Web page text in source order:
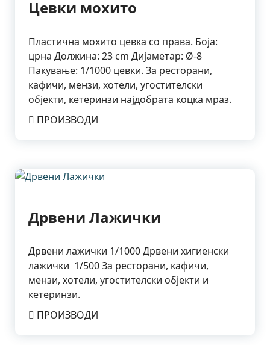
Цевки мохито
Пластична мохито цевка со права. Боја:
црна Должина: 23 cm Дијаметар: Ø-8
Пакување: 1/1000 цевки. За ресторани,
кафичи, мензи, хотели, угостителски
објекти, кетеринзи најдобрата коцка мраз.
ПРОИЗВОДИ
Дрвени Лажички
Дрвени лажички 1/1000 Дрвени хигиенски
лажички 1/500 За ресторани, кафичи,
мензи, хотели, угостителски објекти и
кетеринзи.
ПРОИЗВОДИ